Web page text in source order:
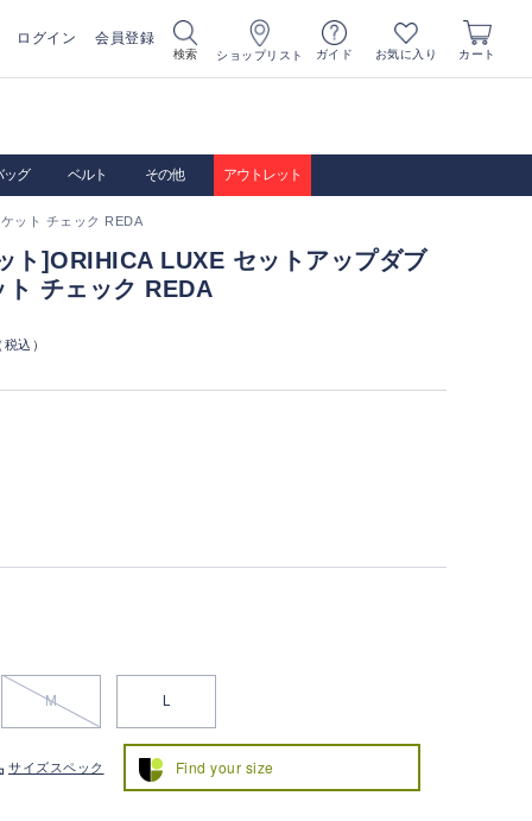
ログイン 会員登録
検索 ショップリスト ガイド お気に入り カート
ッグ ベルト その他 アウトレット
ット チェック REDA
ト]ORIHICA LUXE セットアップダブ
ト チェック REDA
税込）
M L
サイズスペック Find your size